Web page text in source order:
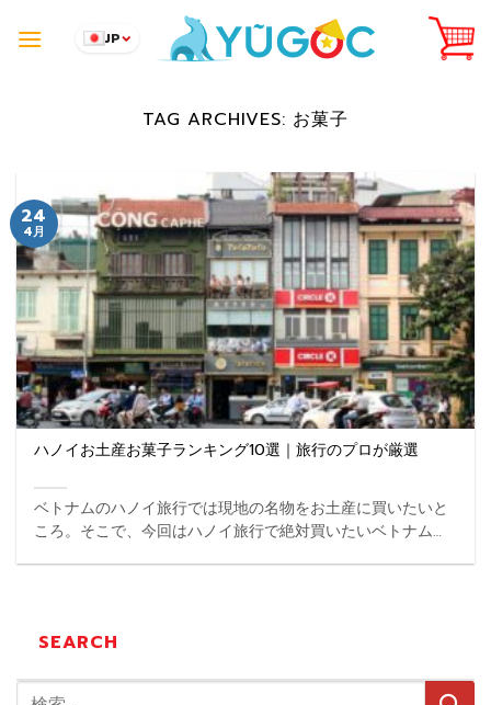
JP
TAG ARCHIVES: お菓子
SEARCH
ハノイお土産お菓子ランキング10選｜旅行のプロが厳選
ベトナムのハノイ旅行では現地の名物をお土産に買いたいと
ころ。そこで、今回はハノイ旅行で絶対買いたいベトナム名
24
4月